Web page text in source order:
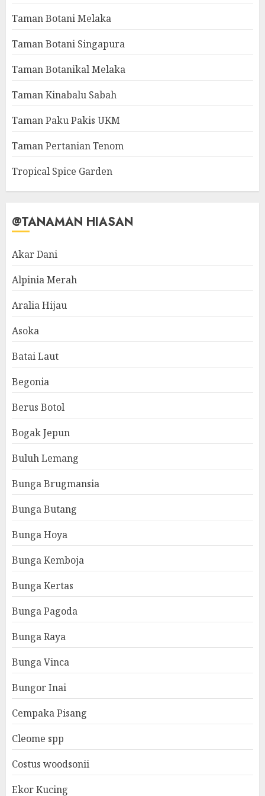
Taman Botani Melaka
Taman Botani Singapura
Taman Botanikal Melaka
Taman Kinabalu Sabah
Taman Paku Pakis UKM
Taman Pertanian Tenom
Tropical Spice Garden
@TANAMAN HIASAN
Akar Dani
Alpinia Merah
Aralia Hijau
Asoka
Batai Laut
Begonia
Berus Botol
Bogak Jepun
Buluh Lemang
Bunga Brugmansia
Bunga Butang
Bunga Hoya
Bunga Kemboja
Bunga Kertas
Bunga Pagoda
Bunga Raya
Bunga Vinca
Bungor Inai
Cempaka Pisang
Cleome spp
Costus woodsonii
Ekor Kucing